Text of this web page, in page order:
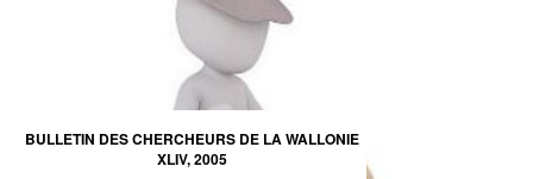
BULLETIN DES CHERCHEURS DE LA WALLONIE
XLIV, 2005